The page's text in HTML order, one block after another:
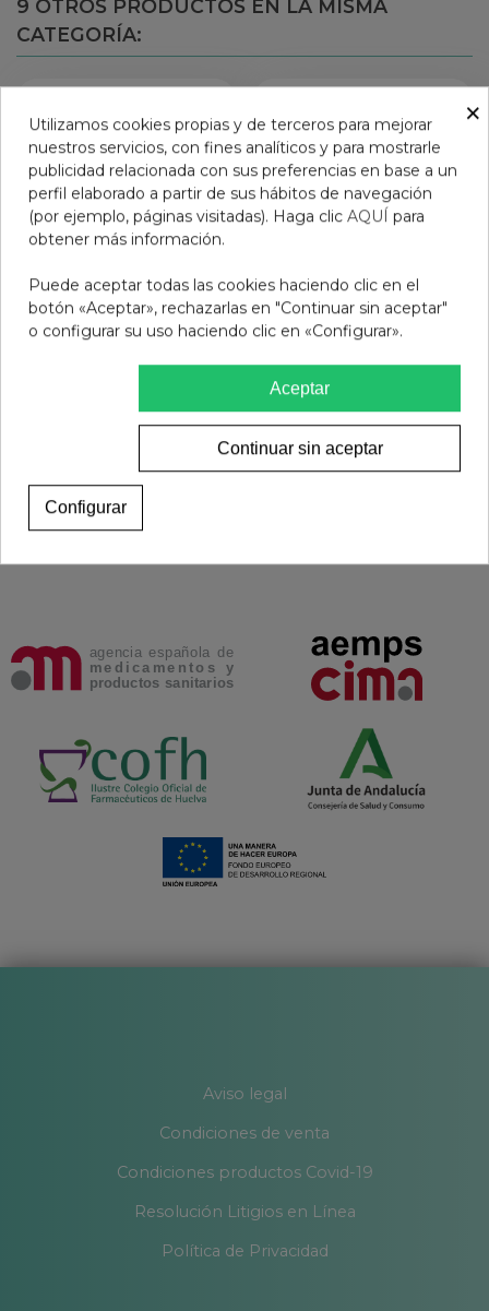
9 OTROS PRODUCTOS EN LA MISMA
CATEGORÍA:
PRESERVATIVOS
13,95 €
LATEX 12 U
13,95 €
Ver más
Aviso legal
Condiciones de venta
Condiciones productos Covid-19
Resolución Litigios en Línea
Política de Privacidad
×
Utilizamos cookies propias y de terceros para mejorar
nuestros servicios, con fines analíticos y para mostrarle
publicidad relacionada con sus preferencias en base a un
perfil elaborado a partir de sus hábitos de navegación
(por ejemplo, páginas visitadas). Haga clic AQUÍ para
obtener más información.
Puede aceptar todas las cookies haciendo clic en el
botón «Aceptar», rechazarlas en "Continuar sin aceptar"
o configurar su uso haciendo clic en «Configurar».
Aceptar
Continuar sin aceptar
Configurar